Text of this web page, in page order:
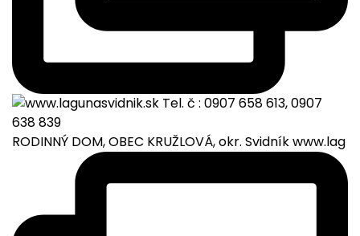
RODINNÝ DOM, OBEC KRUŽLOVÁ, okr. Svidník www.lag